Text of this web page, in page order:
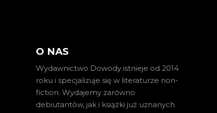
O NAS
Wydawnictwo Dowody istnieje od 2014
roku i specjalizuje się w literaturze non-
fiction. Wydajemy zarówno
debiutantów, jak i książki już uznanych